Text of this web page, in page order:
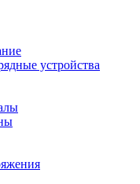
устройства